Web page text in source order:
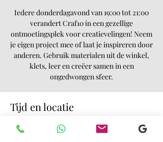
Iedere donderdagavond van 19:00 tot 21:00
verandert Craf10 in een gezellige
ontmoetingsplek voor creatievelingen! Neem
je eigen project mee of laat je inspireren door
anderen. Gebruik materialen uit de winkel,
klets, leer en creëer samen in een
ongedwongen sfeer.
Tijd en locatie
08 mei 2025, 19:00 – 21:00
Craf10, Buitenbulkweg 10, 4005 LA Tiel,